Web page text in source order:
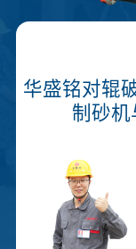
华盛铭对辊
制砂机